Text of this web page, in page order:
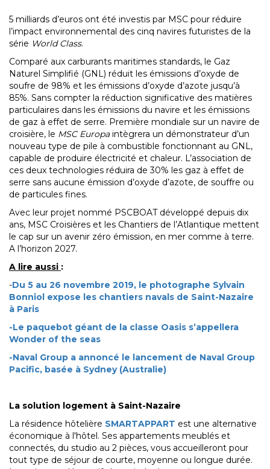
5 milliards d’euros ont été investis par MSC pour réduire
l’impact environnemental des cinq navires futuristes de la
série World Class.
Comparé aux carburants maritimes standards, le Gaz
Naturel Simplifié (GNL) réduit les émissions d’oxyde de
soufre de 98% et les émissions d’oxyde d’azote jusqu’à
85%. Sans compter la réduction significative des matières
particulaires dans les émissions du navire et les émissions
de gaz à effet de serre. Première mondiale sur un navire de
croisière, le MSC Europaintègrera un démonstrateur d’un
nouveau type de pile à combustible fonctionnant au GNL,
capable de produire électricité et chaleur. L’association de
ces deux technologies réduira de 30% les gaz à effet de
serre sans aucune émission d’oxyde d’azote, de souffre ou
de particules fines.
Avec leur projet nommé PSCBOAT développé depuis dix
ans, MSC Croisières et les Chantiers de l’Atlantique mettent
le cap sur un avenir zéro émission, en mer comme à terre.
A l’horizon 2027.
A lire aussi :
-Du 5 au 26 novembre 2019, le photographe Sylvain
Bonniol expose les chantiers navals de Saint-Nazaire
à Paris
-Le paquebot géant de la classe Oasis s’appellera
Wonder of the seas
-Naval Group a annoncé le lancement de Naval Group
Pacific, basée à Sydney (Australie)
La solution logement à Saint-Nazaire
La résidence hôtelière SMARTAPPART est une alternative
économique à l'hôtel. Ses appartements meublés et
connectés, du studio au 2 pièces, vous accueilleront pour
tout type de séjour de courte, moyenne ou longue durée.